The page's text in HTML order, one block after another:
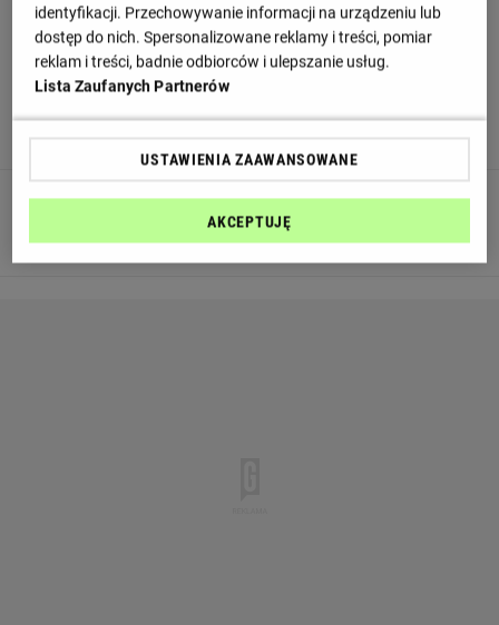
90+ 1'
Kolejny rzut rożny i kolejny gol dla Bayeru! Po
dośrodkowaniu Hofmanna do siatki trafia głową z kilku
metrów Victor Boniface! Fabiański nie miał szans, 2:0 dla
90
GOOOOOOOOOOOOOOOOOOL!!! Victor Boniface na 2:0!
identyfikacji. Przechowywanie informacji na urządzeniu lub
dostęp do nich. Spersonalizowane reklamy i treści, pomiar
reklam i treści, badnie odbiorców i ulepszanie usług.
Lista Zaufanych Partnerów
USTAWIENIA ZAAWANSOWANE
AKCEPTUJĘ